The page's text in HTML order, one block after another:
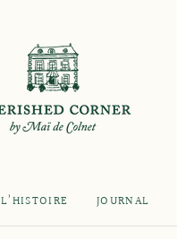
L’HISTOIRE JOURNAL